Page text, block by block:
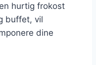
hurtig frokost
buffet, vil
dine